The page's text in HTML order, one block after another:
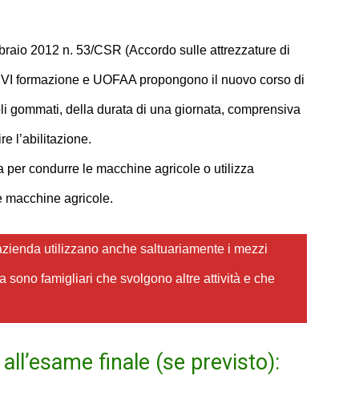
2012 n. 53/CSR (Accordo sulle attrezzature di
formazione e UOFAA propongono il nuovo corso di
gommati, della durata di una giornata, comprensiva
l’abilitazione.
condurre le macchine agricole o utilizza
macchine agricole.
utilizzano anche saltuariamente i mezzi
sono famigliari che svolgono altre attività e che
finale (se previsto):